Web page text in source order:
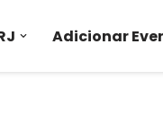
Adicionar